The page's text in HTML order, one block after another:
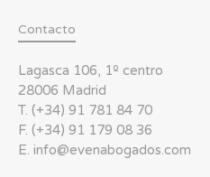
Contacto
Lagasca 106, 1º centro
28006 Madrid
T. (+34) 91 781 84 70
F. (+34) 91 179 08 36
E. info@evenabogados.com